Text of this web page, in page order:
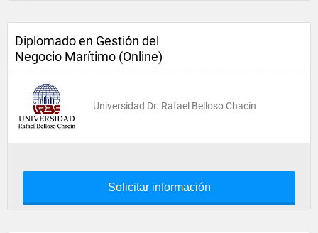
Diplomado en Gestión del
Negocio Marítimo (Online)
Universidad Dr. Rafael Belloso Chacín
Solicitar información